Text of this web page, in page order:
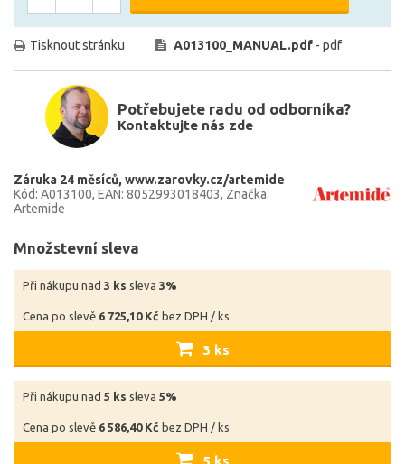
Tisknout stránku A013100_MANUAL.pdf - pdf
Potřebujete radu od odborníka?
Kontaktujte nás zde
Záruka 24 měsíců www.zarovky.cz/artemide
Kód: A013100 EAN: 8052993018403 Značka:
Artemide
Množstevní sleva
Při nákupu nad 3 ks sleva 3%
Cena po slevě 6 725,10 Kč bez DPH / ks
3 ks
Při nákupu nad 5 ks sleva 5%
Cena po slevě 6 586,40 Kč bez DPH / ks
5 ks